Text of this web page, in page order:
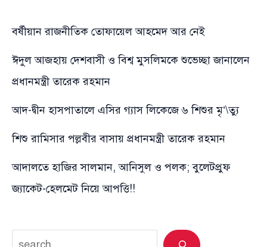
বর্ষীয়ান রাজনীতিক তোফায়েল আহমেদ আর নেই
ঈদুল আজহায় দেশবাসী ও বিশ্ব মুসলিমকে শুভেচ্ছা জানালেন
প্রধানমন্ত্রী তারেক রহমান
আদ-দ্বীন হাসপাতালে এসির গ্যাস লিকেজে ৬ শিশুর মৃ’\ত্যু
শিশু রামিসার পল্লবীর বাসায় প্রধানমন্ত্রী তারেক রহমান
আদালতে হাজির সালমান, আনিসুল ও পলক; বুলেটপ্রুফ
জ্যাকেট-হেলমেট নিয়ে আপত্তি!!
Search